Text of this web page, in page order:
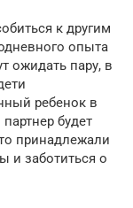
к другим
опыта
ожидать пару, в
ребенок в
будет
принадлежали
и заботиться о